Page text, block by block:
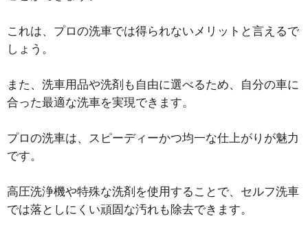
これは、プロの洗車では得られないメリットと言えるで
しょう。
また、洗車用品や洗剤も自由に選べるため、自分の車に
合った最適な洗車を実現できます。
プロの洗車は、スピーディーかつ均一な仕上がりが魅力
です。
高圧洗浄機や特殊な洗剤を使用することで、セルフ洗車
では落としにくい頑固な汚れも除去できます。